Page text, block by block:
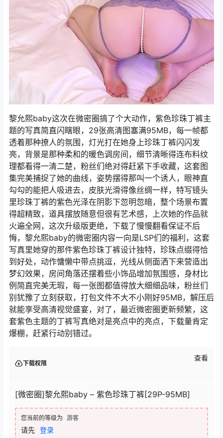
黎允熙baby这次在微密圈搞了个大动作，紫色珍珠丁裤主
题的写真简直闪瞎眼，29张高清图塞满95MB，每一帧都
透着那种撩人的氛围，灯光打在她身上珍珠丁裤闪闪发
亮，背景是那种柔和的暖色调房间，细节清晰得连布料纹
理都看得一清二楚，粉丝们绝对得赶紧下手收藏，这套图
集完美捕捉了她的曲线，姿势摆得那叫一个诱人，眼神直
勾勾的能把人吸进去，皮肤光滑得像丝绸一样，特写镜头
里珍珠丁裤的紫色光泽在阴影下忽明忽暗，整个场景布置
得超精致，道具摆放随意但很有艺术感，上次她的作品就
火遍全网，这次升级版更绝，下载了慢慢翻看保证不后
悔，黎允熙baby的微密圈内容一向是LSP们的福利，这套
写真里她穿的那件紫色珍珠丁裤设计独特，珍珠点缀得恰
到好处，动作慵懒中带点挑逗，光线从侧面洒下来营造出
梦幻效果，房间角落还摆着些小饰品增加氛围感，身材比
例简直完美无瑕，每一张图都值得放大细细品味，粉丝们
别犹豫了立刻获取，打包文件不大不小刚好95MB，解压后
就能享受高清视觉盛宴，对了，最近微密圈更新频繁，这
套紫色主题的丁裤写真绝对是亮点中的亮点，下载量肯定
爆棚，赶紧行动别错过。
下载权限
查看
[微密圈]黎允熙baby – 紫色珍珠丁裤[29P-95MB]
您当前的等级为 游客
请先 登录